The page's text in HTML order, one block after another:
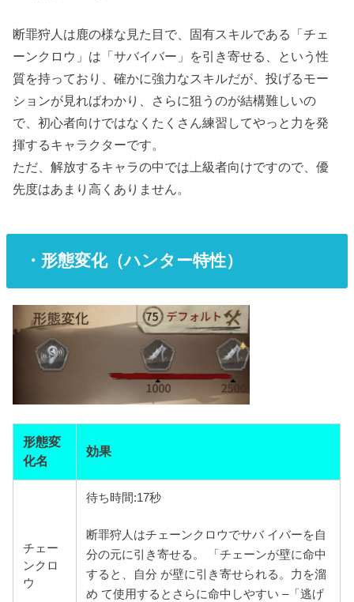
断罪狩人は鹿の様な見た目で、固有スキルである「チェ
ーンクロウ」は「サバイバー」を引き寄せる、という性
質を持っており、確かに強力なスキルだが、投げるモー
ションが見ればわかり、さらに狙うのが結構難しいの
で、初心者向けではなくたくさん練習してやっと力を発
揮するキャラクターです。
ただ、解放するキャラの中では上級者向けですので、優
先度はあまり高くありません。
・形態変化（ハンター特性）
形態変
化名
効果
チェー
ンクロ
ウ
待ち時間:17秒
断罪狩人はチェーンクロウでサバ イバーを自
分の元に引き寄せる。 「チェーンが壁に命中
すると、自分 が壁に引き寄せられる。力を溜
め て使用するとさらに命中しやすい –「逃げ